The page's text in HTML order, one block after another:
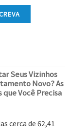
Seus Vizinhos
Novo? As
que Você Precisa
cerca de 62,41